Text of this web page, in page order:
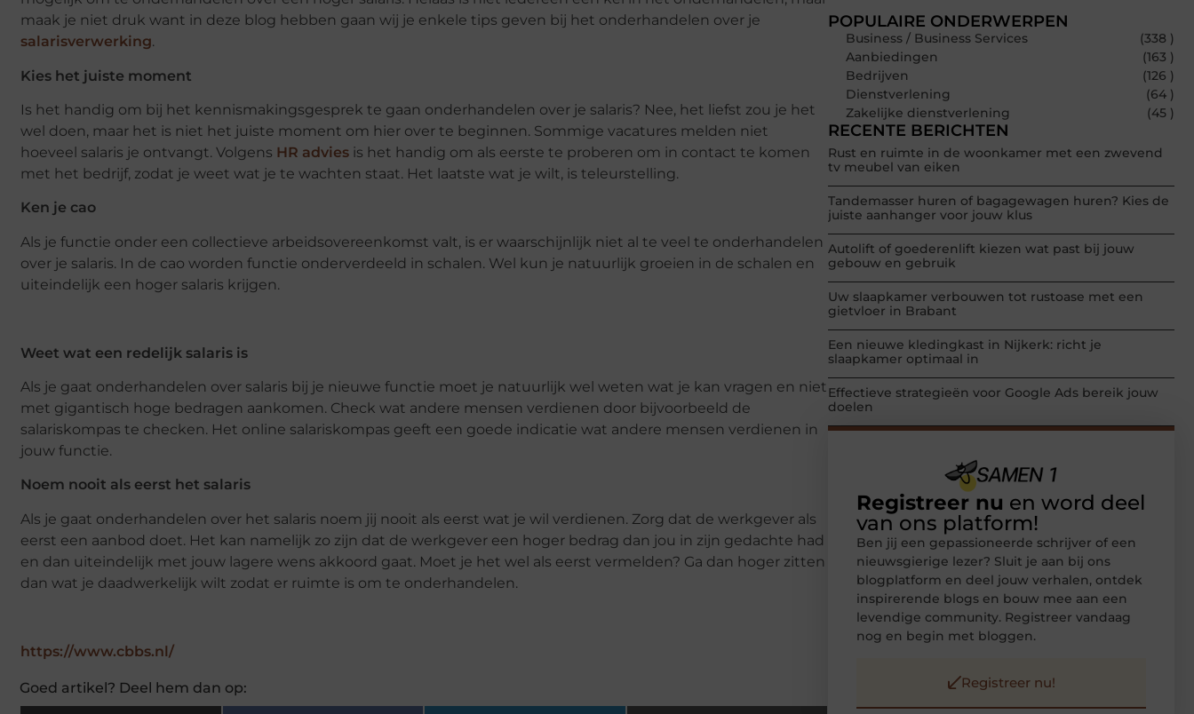
maak je niet druk want in deze blog hebben gaan wij je enkele tips geven bij het onderhandelen over je
salarisverwerking.
Kies het juiste moment
Is het handig om bij het kennismakingsgesprek te gaan onderhandelen over je salaris? Nee, het liefst zou je het
wel doen, maar het is niet het juiste moment om hier over te beginnen. Sommige vacatures melden niet
hoeveel salaris je ontvangt. Volgens HR advies is het handig om als eerste te proberen om in contact te komen
met het bedrijf, zodat je weet wat je te wachten staat. Het laatste wat je wilt, is teleurstelling.
Ken je cao
Als je functie onder een collectieve arbeidsovereenkomst valt, is er waarschijnlijk niet al te veel te onderhandelen
over je salaris. In de cao worden functie onderverdeeld in schalen. Wel kun je natuurlijk groeien in de schalen en
uiteindelijk een hoger salaris krijgen.
Weet wat een redelijk salaris is
Als je gaat onderhandelen over salaris bij je nieuwe functie moet je natuurlijk wel weten wat je kan vragen en niet
met gigantisch hoge bedragen aankomen. Check wat andere mensen verdienen door bijvoorbeeld de
salariskompas te checken. Het online salariskompas geeft een goede indicatie wat andere mensen verdienen in
jouw functie.
Noem nooit als eerst het salaris
Als je gaat onderhandelen over het salaris noem jij nooit als eerst wat je wil verdienen. Zorg dat de werkgever als
eerst een aanbod doet. Het kan namelijk zo zijn dat de werkgever een hoger bedrag dan jou in zijn gedachte had
en dan uiteindelijk met jouw lagere wens akkoord gaat. Moet je het wel als eerst vermelden? Ga dan hoger zitten
dan wat je daadwerkelijk wilt zodat er ruimte is om te onderhandelen.
https://www.cbbs.nl/
Goed artikel? Deel hem dan op:
POPULAIRE ONDERWERPEN
Business / Business Services
(338 )
Aanbiedingen
(163 )
Bedrijven
(126 )
Dienstverlening
(64 )
Zakelijke dienstverlening
(45 )
RECENTE BERICHTEN
Rust en ruimte in de woonkamer met een zwevend
tv meubel van eiken
Tandemasser huren of bagagewagen huren? Kies de
juiste aanhanger voor jouw klus
Autolift of goederenlift kiezen wat past bij jouw
gebouw en gebruik
Uw slaapkamer verbouwen tot rustoase met een
gietvloer in Brabant
Een nieuwe kledingkast in Nijkerk: richt je
slaapkamer optimaal in
Effectieve strategieën voor Google Ads bereik jouw
doelen
Registreer nu en word deel
van ons platform!
Ben jij een gepassioneerde schrijver of een
nieuwsgierige lezer? Sluit je aan bij ons
blogplatform en deel jouw verhalen, ontdek
inspirerende blogs en bouw mee aan een
levendige community. Registreer vandaag
nog en begin met bloggen.
Registreer nu!